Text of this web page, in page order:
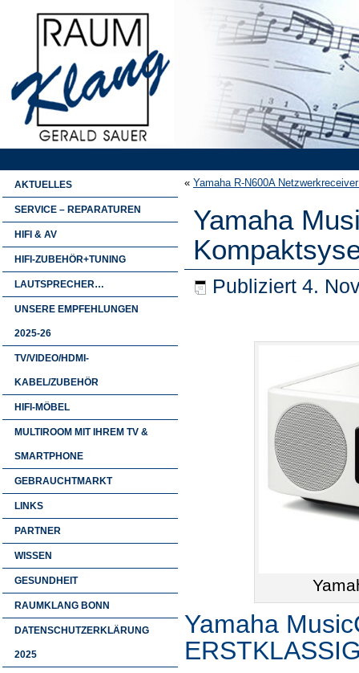
AKTUELLES
SERVICE – REPARATUREN
HIFI & AV
HIFI-ZUBEHÖR+TUNING
LAUTSPRECHER…
UNSERE EMPFEHLUNGEN
2025-26
TV/VIDEO/HDMI-
KABEL/ZUBEHÖR
HIFI-MÖBEL
MULTIROOM MIT IHREM TV &
SMARTPHONE
GEBRAUCHTMARKT
LINKS
PARTNER
WISSEN
GESUNDHEIT
RAUMKLANG BONN
DATENSCHUTZERKLÄRUNG
2025
« Yamaha R-N600A
Yamaha
Publiziert 4.
Yamaha